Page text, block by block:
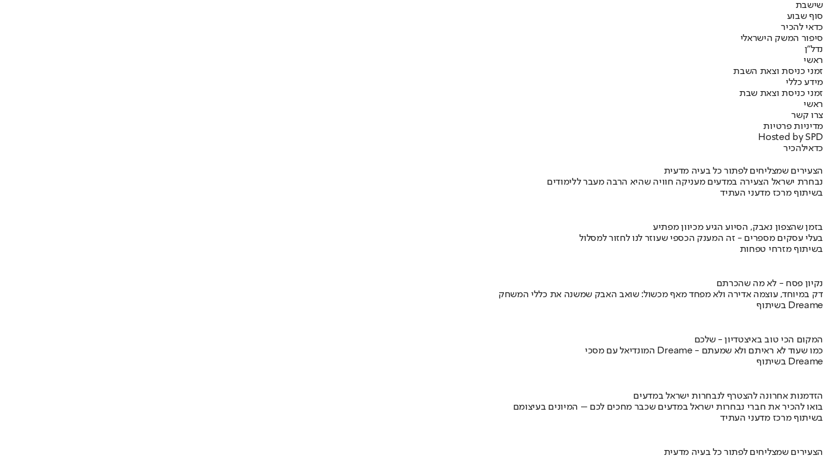
שישבת
סוף שבוע
כדאי להכיר
סיפור המשק הישראלי
נדל"ן
ראשי
זמני כניסת וצאת השבת
מידע כללי
זמני כניסת וצאת שבת
ראשי
צרו קשר
מדיניות פרטיות
Hosted by SPD
כדאילהכיר
הצעירים שמצליחים לפתור כל בעיה מדעית
נבחרת ישראל הצעירה במדעים מעניקה חוויה שהיא הרבה מעבר ללימודים
בשיתוף מרכז מדעני העתיד
בזמן שהצפון נאבק, הסיוע הגיע מכיוון מפתיע
בעלי עסקים מספרים - זה המענק הכספי שעוזר לנו לחזור למסלול
בשיתוף מזרחי טפחות
נקיון פסח - לא מה שהכרתם
דק במיוחד, עוצמה אדירה ולא מפחד מאף מכשול: שואב האבק שמשנה את כללי המשחק
בשיתוף Dreame
המקום הכי טוב באיצטדיון - שלכם
המונדיאל עם מסכי Dreame - כמו שעוד לא ראיתם ולא שמעתם
בשיתוף Dreame
הזדמנות אחרונה להצטרף לנבחרות ישראל במדעים
בואו להכיר את חברי נבחרות ישראל במדעים שכבר מחכים לכם – המיונים בעיצומם
בשיתוף מרכז מדעני העתיד
הצעירים שמצליחים לפתור כל בעיה מדעית